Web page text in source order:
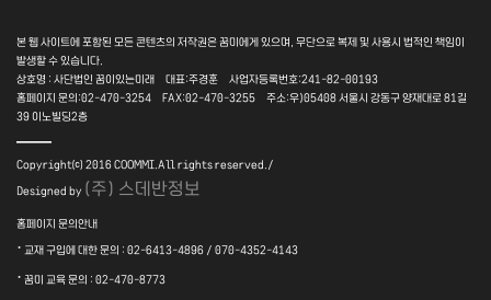
본 웹 사이트에 포함된 모든 콘텐츠의 저작권은 꿈미에게 있으며, 무단으로 복제 및 사용시 법적인 책임이
발생할 수 있습니다.
상호명 : 사단법인 꿈이있는미래 대표:주경훈 사업자등록번호:241-82-00193
홈페이지 문의:02-470-3254 FAX:02-470-3255 주소:우)05408 서울시 강동구 양재대로 81길
39 이노빌딩2층
――
Copyright⒞ 2016 COOMMI.All rights reserved./
Designed by (주) 스데반정보
홈페이지 문의안내
· 교재 구입에 대한 문의 : 02-6413-4896 / 070-4352-4143
· 꿈미 교육 문의 : 02-470-8773